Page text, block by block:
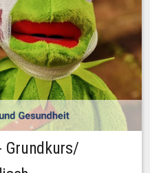
Grundkurs/